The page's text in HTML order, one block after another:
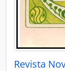
Revista